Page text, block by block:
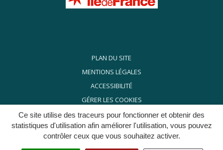
Ce site utilise des traceurs pour fonctionner et obtenir des
statistiques d'utilisation afin améliorer l'utilisation, vous pouvez
contrôler ceux que vous souhaitez activer.
PLAN DU SITE
MENTIONS LÉGALES
ACCESSIBILITÉ
GÉRER LES COOKIES
POLITIQUE DE CONFIDENTIALITÉ